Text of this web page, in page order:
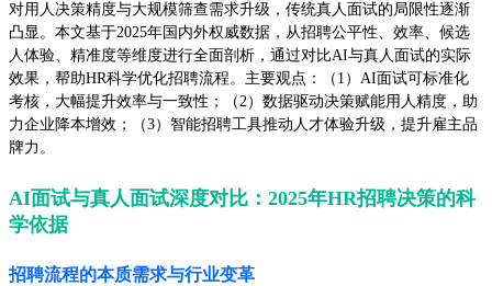
对用人决策精度与大规模筛查需求升级，传统真人面试的局限性逐渐
凸显。本文基于2025年国内外权威数据，从招聘公平性、效率、候选
人体验、精准度等维度进行全面剖析，通过对比AI与真人面试的实际
效果，帮助HR科学优化招聘流程。主要观点：（1）AI面试可标准化
考核，大幅提升效率与一致性；（2）数据驱动决策赋能用人精度，助
力企业降本增效；（3）智能招聘工具推动人才体验升级，提升雇主品
牌力。
AI面试与真人面试深度对比：2025年HR招聘决策的科
学依据
招聘流程的本质需求与行业变革